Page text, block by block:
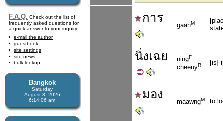
F.A.Q. Check out the list of
frequently asked questions for
a quick answer to your inquiry
e-mail the author
guestbook
site settings
site news
bulk lookup
Bangkok
Saturday
August 8, 2026
6:14:06 am
การ
gaanM
นิ่งเฉย ningF
cheeuyR [is]
มอง
maawngM to